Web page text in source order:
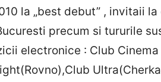
la „best debut” , invitaii
precum si tururile
electronice : Club